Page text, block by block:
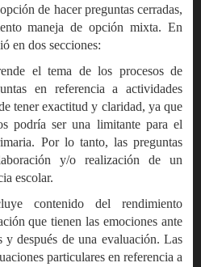
de hacer preguntas cerradas,
maneja de opción mixta. En
en dos secciones:
el tema de los procesos de
en referencia a actividades
tener exactitud y claridad, ya que
podría ser una limitante para el
Por lo tanto, las preguntas
y/o realización de un
escolar.
contenido del rendimiento
que tienen las emociones ante
y después de una evaluación. Las
particulares en referencia a